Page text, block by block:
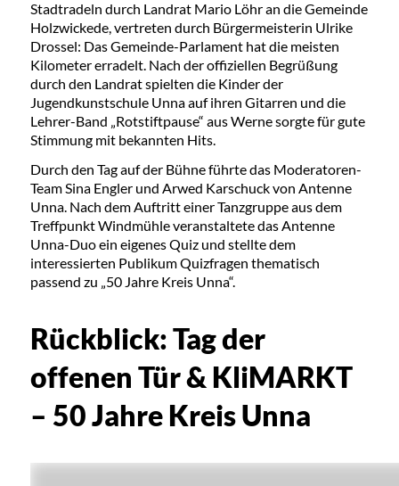
Stadtradeln durch Landrat Mario Löhr an die Gemeinde
Holzwickede, vertreten durch Bürgermeisterin Ulrike
Drossel: Das Gemeinde-Parlament hat die meisten
Kilometer erradelt. Nach der offiziellen Begrüßung
durch den Landrat spielten die Kinder der
Jugendkunstschule Unna auf ihren Gitarren und die
Lehrer-Band „Rotstiftpause“ aus Werne sorgte für gute
Stimmung mit bekannten Hits.
Durch den Tag auf der Bühne führte das Moderatoren-
Team Sina Engler und Arwed Karschuck von Antenne
Unna. Nach dem Auftritt einer Tanzgruppe aus dem
Treffpunkt Windmühle veranstaltete das Antenne
Unna-Duo ein eigenes Quiz und stellte dem
interessierten Publikum Quizfragen thematisch
passend zu „50 Jahre Kreis Unna“.
Rückblick: Tag der
offenen Tür & KliMARKT
– 50 Jahre Kreis Unna